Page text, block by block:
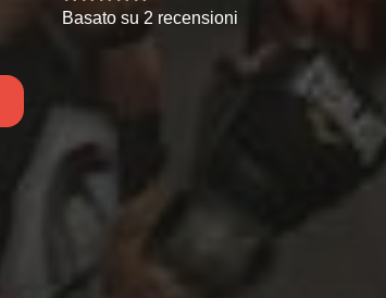
Basato su 2 recensioni